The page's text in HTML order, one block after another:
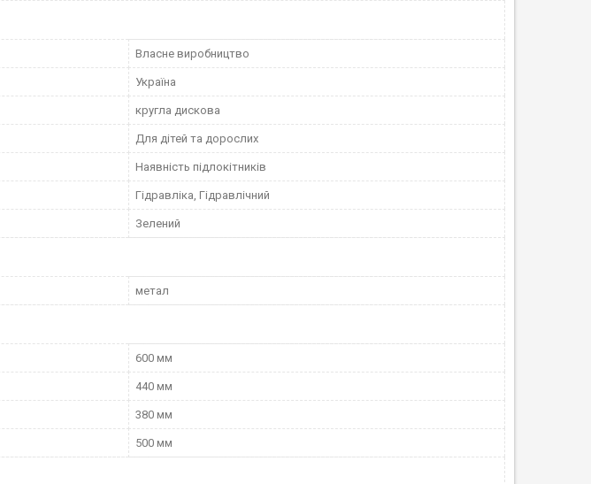
Власне виробництво
Україна
кругла дискова
Для дітей та дорослих
Наявність підлокітників
Гідравліка, Гідравлічний
Зелений
метал
600 мм
440 мм
380 мм
500 мм